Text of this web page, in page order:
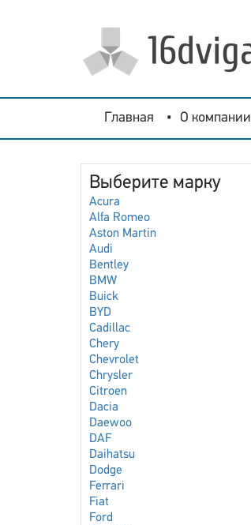
Главная О компании
Выберите марку
Acura
Alfa Romeo
Aston Martin
Audi
Bentley
BMW
Buick
BYD
Cadillac
Chery
Chevrolet
Chrysler
Citroen
Dacia
Daewoo
DAF
Daihatsu
Dodge
Ferrari
Fiat
Ford